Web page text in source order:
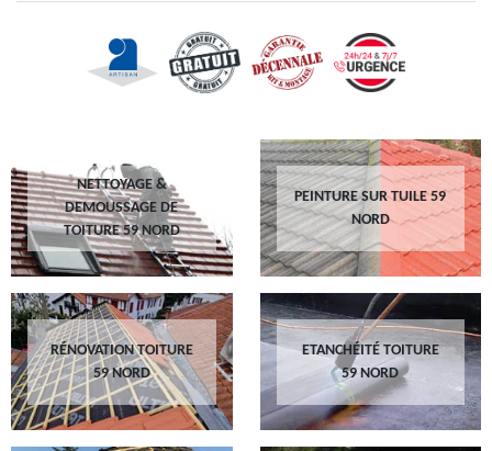
NETTOYAGE &
DEMOUSSAGE DE
TOITURE 59 NORD
PEINTURE SUR TUILE 59
NORD
RÉNOVATION TOITURE
59 NORD
ETANCHÉITÉ TOITURE
59 NORD